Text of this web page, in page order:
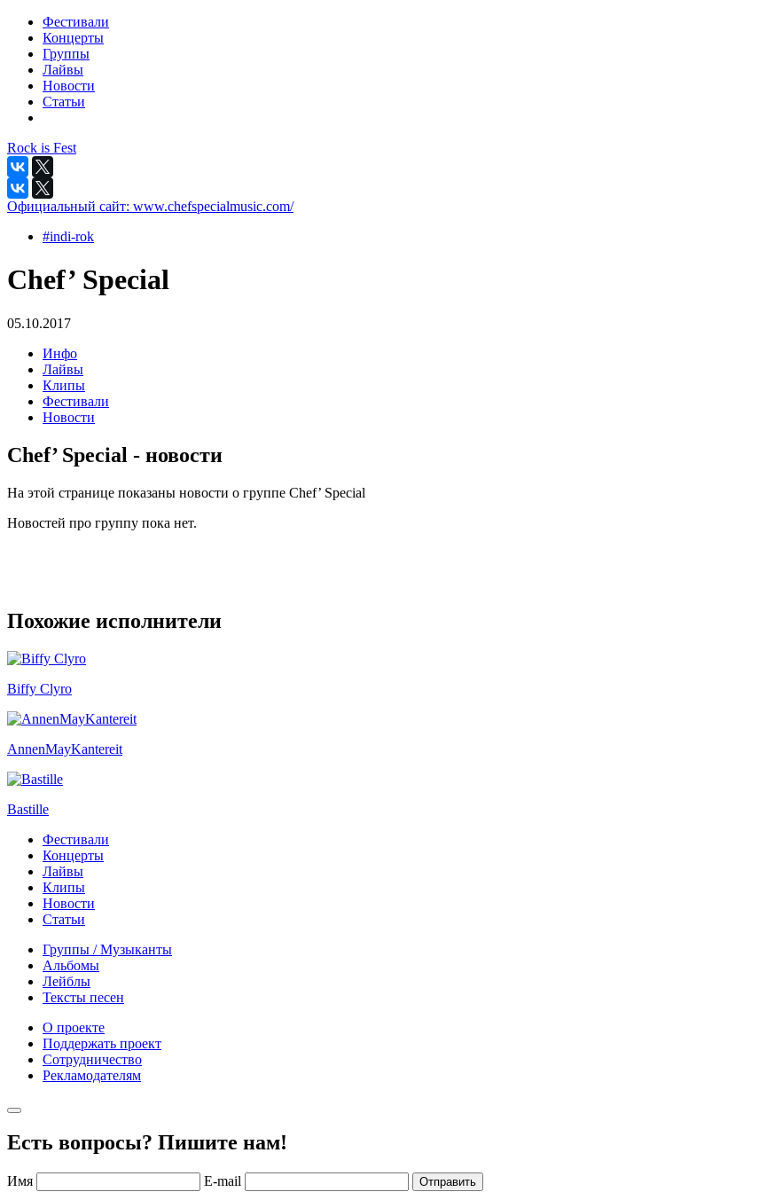
Фестивали
Концерты
Группы
Лайвы
Новости
Статьи
Rock is Fest
Официальный сайт: www.chefspecialmusic.com/
#indi-rok
Chef’ Special
05.10.2017
Инфо
Лайвы
Клипы
Фестивали
Новости
Chef’ Special - новости
На этой странице показаны новости о группе Chef’ Special
Новостей про группу пока нет.
Похожие исполнители
Biffy Clyro
AnnenMayKantereit
Bastille
Фестивали
Концерты
Лайвы
Клипы
Новости
Статьи
Группы / Музыканты
Альбомы
Лейблы
Тексты песен
О проекте
Поддержать проект
Сотрудничество
Рекламодателям
Есть вопросы? Пишите нам!
Имя E-mail